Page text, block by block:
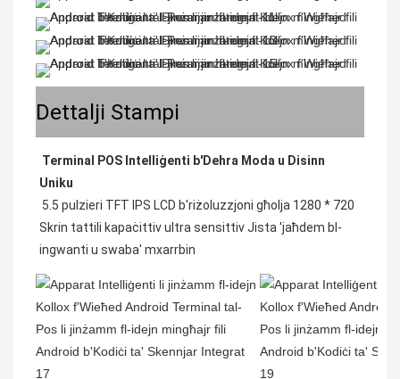
Dettalji Stampi
Terminal POS Intelliġenti b'Dehra Moda u Disinn
Uniku
5.5 pulzieri TFT IPS LCD b'riżoluzzjoni għolja 1280 * 720
Skrin tattili kapaċittiv ultra sensittiv Jista 'jaħdem bl-
ingwanti u swaba' mxarrbin